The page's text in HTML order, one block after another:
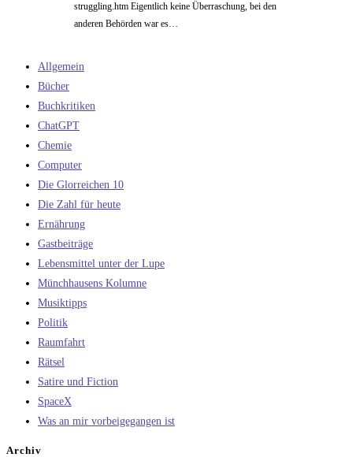
struggling.htm Eigentlich keine Überraschung, bei den
anderen Behörden war es…
Allgemein
Bücher
Buchkritiken
ChatGPT
Chemie
Computer
Die Glorreichen 10
Die Zahl für heute
Ernährung
Gastbeiträge
Lebensmittel unter der Lupe
Münchhausens Kolumne
Musiktipps
Politik
Raumfahrt
Rätsel
Satire und Fiction
SpaceX
Was an mir vorbeigegangen ist
Archiv